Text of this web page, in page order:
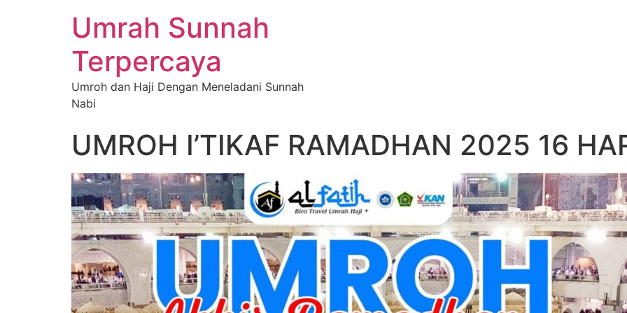
Umrah Sunnah
Terpercaya
Umroh dan Haji Dengan Meneladani Sunnah
Nabi
UMROH I’TIKAF RAMADHAN 2025 16